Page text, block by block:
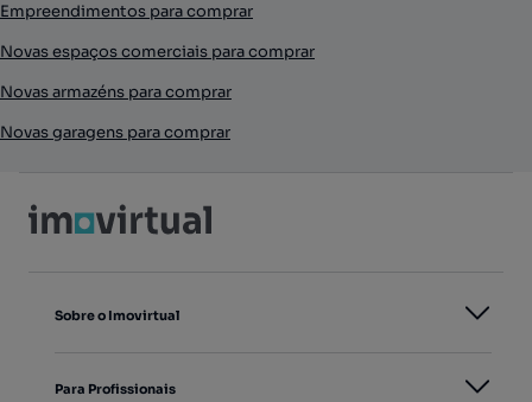
Empreendimentos para comprar
Novas espaços comerciais para comprar
Novas armazéns para comprar
Novas garagens para comprar
Sobre o Imovirtual
Para Profissionais